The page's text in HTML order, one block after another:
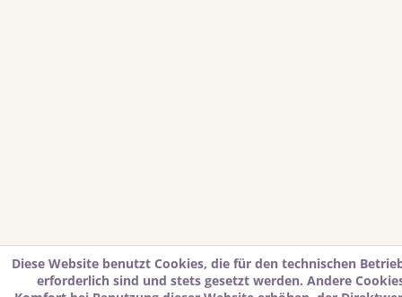
Diese Website benutzt Cookies, die für den technischen
erforderlich sind und stets gesetzt werden. Andere